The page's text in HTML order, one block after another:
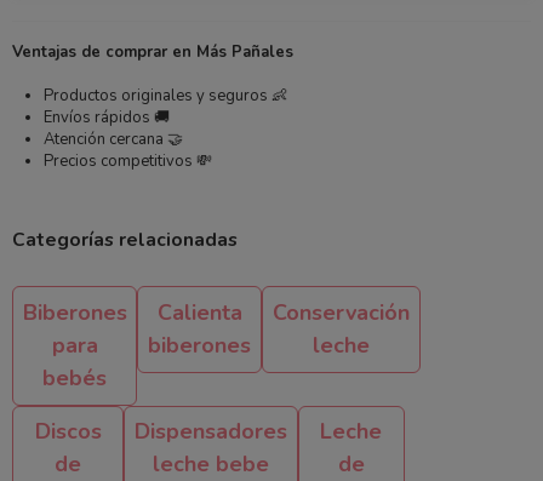
Ventajas de comprar en Más Pañales
Productos originales y seguros 👶
Envíos rápidos 🚚
Atención cercana 🤝
Precios competitivos 💸
Categorías relacionadas
Biberones
para
bebés
Calienta
biberones
Conservación
leche
Discos
de
Dispensadores
leche bebe
Leche
de